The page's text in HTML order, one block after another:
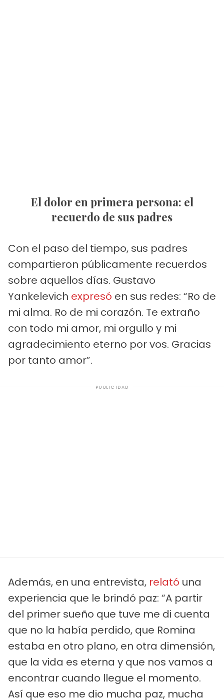
El dolor en primera persona: el
recuerdo de sus padres
Con el paso del tiempo, sus padres
compartieron públicamente recuerdos
sobre aquellos días. Gustavo
Yankelevich expresó en sus redes: “Ro de
mi alma. Ro de mi corazón. Te extraño
con todo mi amor, mi orgullo y mi
agradecimiento eterno por vos. Gracias
por tanto amor”.
PUBLICIDAD
Además, en una entrevista, relató una
experiencia que le brindó paz: “A partir
del primer sueño que tuve me di cuenta
que no la había perdido, que Romina
estaba en otro plano, en otra dimensión,
que la vida es eterna y que nos vamos a
encontrar cuando llegue el momento.
Así que eso me dio mucha paz, mucha